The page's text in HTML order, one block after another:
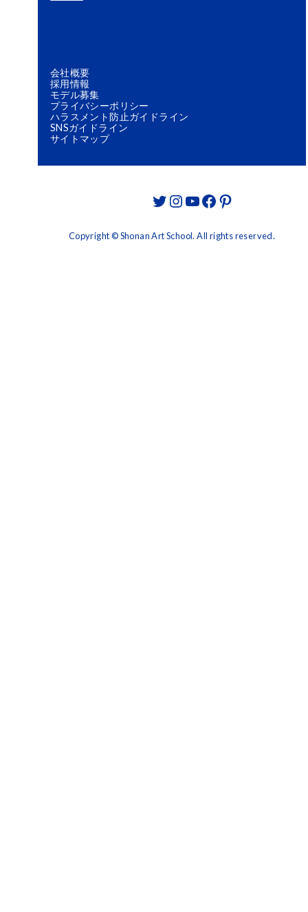
会社概要
採用情報
モデル募集
プライバシーポリシー
ハラスメント防止ガイドライン
SNSガイドライン
サイトマップ
Twitter
Instagram
YouTube
Facebook
Pinterest
Copyright © Shonan Art School. All rights reserved.